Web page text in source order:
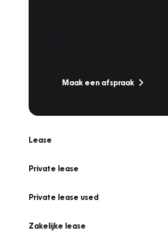
Maak een afspraak
Lease
Private lease
Private lease used
Zakelijke lease